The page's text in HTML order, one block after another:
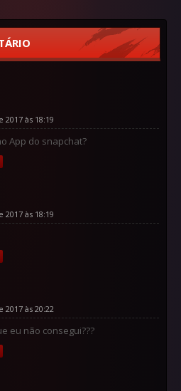
às 18:19
App do snapchat?
às 18:19
às 20:22
eu não consegui???